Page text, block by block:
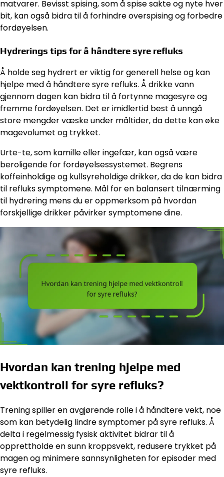
matvarer. Bevisst spising, som å spise sakte og nyte hver
bit, kan også bidra til å forhindre overspising og forbedre
fordøyelsen.
Hydrerings tips for å håndtere syre refluks
Å holde seg hydrert er viktig for generell helse og kan
hjelpe med å håndtere syre refluks. Å drikke vann
gjennom dagen kan bidra til å fortynne magesyre og
fremme fordøyelsen. Det er imidlertid best å unngå
store mengder væske under måltider, da dette kan øke
magevolumet og trykket.
Urte-te, som kamille eller ingefær, kan også være
beroligende for fordøyelsessystemet. Begrens
koffeinholdige og kullsyreholdige drikker, da de kan bidra
til refluks symptomene. Mål for en balansert tilnærming
til hydrering mens du er oppmerksom på hvordan
forskjellige drikker påvirker symptomene dine.
Hvordan kan trening hjelpe med
vektkontroll for syre refluks?
Trening spiller en avgjørende rolle i å håndtere vekt, noe
som kan betydelig lindre symptomer på syre refluks. Å
delta i regelmessig fysisk aktivitet bidrar til å
opprettholde en sunn kroppsvekt, redusere trykket på
magen og minimere sannsynligheten for episoder med
syre refluks.